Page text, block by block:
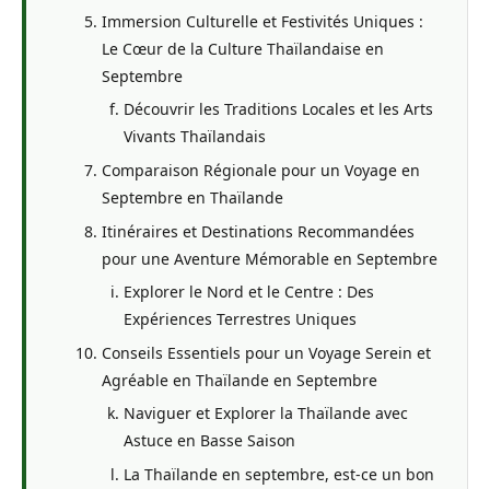
Immersion Culturelle et Festivités Uniques :
Le Cœur de la Culture Thaïlandaise en
Septembre
Découvrir les Traditions Locales et les Arts
Vivants Thaïlandais
Comparaison Régionale pour un Voyage en
Septembre en Thaïlande
Itinéraires et Destinations Recommandées
pour une Aventure Mémorable en Septembre
Explorer le Nord et le Centre : Des
Expériences Terrestres Uniques
Conseils Essentiels pour un Voyage Serein et
Agréable en Thaïlande en Septembre
Naviguer et Explorer la Thaïlande avec
Astuce en Basse Saison
La Thaïlande en septembre, est-ce un bon